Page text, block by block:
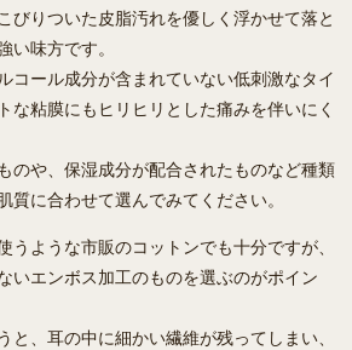
びりついた皮脂汚れを優しく浮かせて落と
い味方です。
コール成分が含まれていない低刺激なタイ
な粘膜にもヒリヒリとした痛みを伴いにく
のや、保湿成分が配合されたものなど種類
質に合わせて選んでみてください。
うような市販のコットンでも十分ですが、
いエンボス加工のものを選ぶのがポイン
と、耳の中に細かい繊維が残ってしまい、